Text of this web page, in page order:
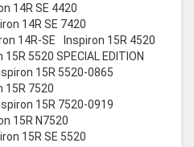
14R SE 4420
14R SE 7420
14R-SE
Inspiron 15R 4520
15R 5520 SPECIAL EDITION
15R 5520-0865
15R 7520
15R 7520-0919
15R N7520
15R SE 5520